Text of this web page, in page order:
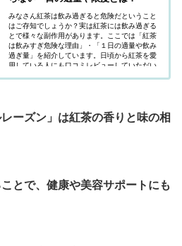
みなさん紅茶は飲み過ぎると危険だということ
はご存知でしょうか？実は紅茶には飲み過ぎる
とで様々な副作用があります。ここでは「紅茶
は飲みすぎ危険な理由」・「１日の適量や飲み
過ぎ量」を紹介しています。日頃から紅茶を愛
用している人にも口コミレビューしていただい
ーズン」は紅茶の香りと味の相
とで、健康や美容サポートにも